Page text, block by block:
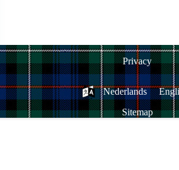
Privacy
Nederlands
Sitemap